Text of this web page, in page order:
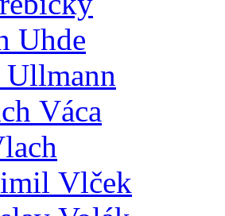
Uhde
Ullmann
Váca
Vlček